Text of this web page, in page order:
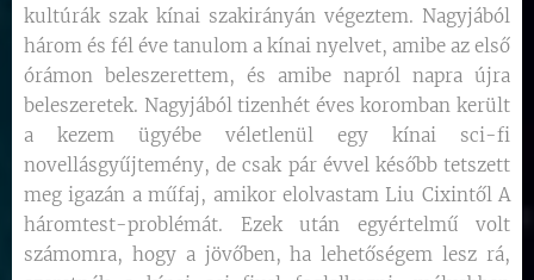
kultúrák szak kínai szakirányán végeztem. Nagyjából
három és fél éve tanulom a kínai nyelvet, amibe az első
órámon beleszerettem, és amibe napról napra újra
beleszeretek. Nagyjából tizenhét éves koromban került
a kezem ügyébe véletlenül egy kínai sci-fi
novellásgyűjtemény, de csak pár évvel később tetszett
meg igazán a műfaj, amikor elolvastam Liu Cixintől A
háromtest-problémát. Ezek után egyértelmű volt
számomra, hogy a jövőben, ha lehetőségem lesz rá,